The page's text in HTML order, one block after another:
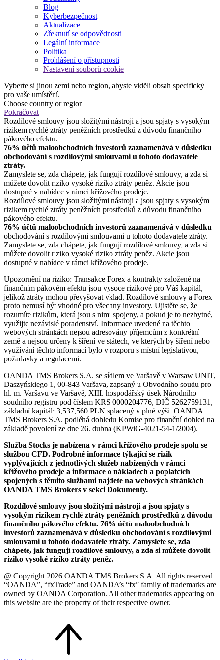
Blog
Kyberbezpečnost
Aktualizace
Zřeknutí se odpovědnosti
Legální informace
Politika
Prohlášení o přístupnosti
Nastavení souborů cookie
Vyberte si jinou zemi nebo region, abyste viděli obsah specifický
pro vaše umístění.
Choose country or region
Pokračovat
Rozdílové smlouvy jsou složitými nástroji a jsou spjaty s vysokým
rizikem rychlé ztráty peněžních prostředků z důvodu finančního
pákového efektu.
76% účtů maloobchodních investorů zaznamenává v důsledku
obchodování s rozdílovými smlouvami u tohoto dodavatele
ztráty.
Zamyslete se, zda chápete, jak fungují rozdílové smlouvy, a zda si
můžete dovolit riziko vysoké riziko ztráty peněz. Akcie jsou
dostupné v nabídce v rámci křížového prodeje.
Rozdílové smlouvy jsou složitými nástroji a jsou spjaty s vysokým
rizikem rychlé ztráty peněžních prostředků z důvodu finančního
pákového efektu.
76% účtů maloobchodních investorů zaznamenává v důsledku
obchodování s rozdílovými smlouvami u tohoto dodavatele ztráty.
Zamyslete se, zda chápete, jak fungují rozdílové smlouvy, a zda si
můžete dovolit riziko vysoké riziko ztráty peněz. Akcie jsou
dostupné v nabídce v rámci křížového prodeje.
Upozornění na riziko: Transakce Forex a kontrakty založené na
finančním pákovém efektu jsou vysoce rizikové pro Váš kapitál,
jelikož ztráty mohou převyšovat vklad. Rozdílové smlouvy a Forex
proto nemusí být vhodné pro všechny investory. Ujistěte se, že
rozumíte rizikům, která jsou s nimi spojeny, a pokud je to nezbytné,
využijte nezávislé poradenství. Informace uvedené na těchto
webových stránkách nejsou adresovány příjemcům z konkrétní
země a nejsou určeny k šíření ve státech, ve kterých by šíření nebo
využívání těchto informací bylo v rozporu s místní legislativou,
požadavky a regulacemi.
OANDA TMS Brokers S.A. se sídlem ve Varšavě v Warsaw UNIT,
Daszyńskiego 1, 00-843 Varšava, zapsaný u Obvodního soudu pro
hl. m. Varšavu ve Varšavě, XIII. hospodářský úsek Národního
soudního registru pod číslem KRS 0000204776, DIČ 5262759131,
základní kapitál: 3,537,560 PLN splacený v plné výši. OANDA
TMS Brokers S.A. podléhá dohledu Komise pro finanční dohled na
základě povolení ze dne 26. dubna (KPWiG-4021-54-1/2004).
Služba Stocks je nabízena v rámci křížového prodeje spolu se
službou CFD. Podrobné informace týkající se rizik
vyplývajících z jednotlivých služeb nabízených v rámci
křížového prodeje a informace o nákladech a poplatcích
spojených s těmito službami najdete na webových stránkách
OANDA TMS Brokers v sekci Dokumenty.
Rozdílové smlouvy jsou složitými nástroji a jsou spjaty s
vysokým rizikem rychlé ztráty peněžních prostředků z důvodu
finančního pákového efektu. 76% účtů maloobchodních
investorů zaznamenává v důsledku obchodování s rozdílovými
smlouvami u tohoto dodavatele ztráty. Zamyslete se, zda
chápete, jak fungují rozdílové smlouvy, a zda si můžete dovolit
riziko vysoké riziko ztráty peněz.
@ Copyright 2026 OANDA TMS Brokers S.A. All rights reserved.
“OANDA”, “fxTrade” and OANDA’s “fx” family of trademarks are
owned by OANDA Corporation. All other trademarks appearing on
this website are the property of their respective owner.